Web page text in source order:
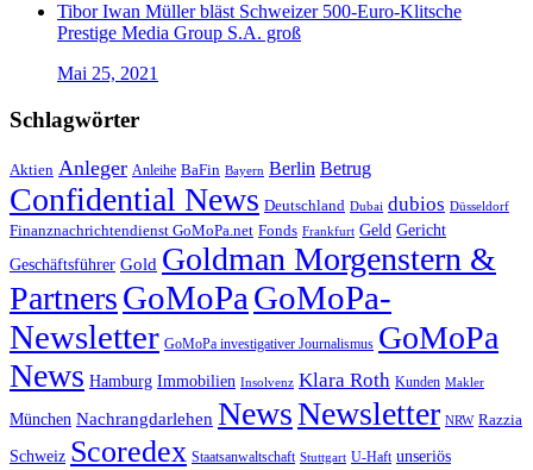
Tibor Iwan Müller bläst Schweizer 500-Euro-Klitsche
Prestige Media Group S.A. groß
Mai 25, 2021
Schlagwörter
Aktien Anleger Anleihe BaFin Bayern Berlin Betrug
Confidential News Deutschland Dubai dubios Düsseldorf
Finanznachrichtendienst GoMoPa.net Fonds Frankfurt Geld Gericht
Geschäftsführer Gold Goldman Morgenstern &
PartnersGoMoPa GoMoPa-
Newsletter GoMoPa investigativer Journalismus GoMoPa
News Hamburg Immobilien Insolvenz Klara Roth Kunden Makler
München Nachrangdarlehen NewsNewsletter NRW Razzia
Schweiz Scoredex Staatsanwaltschaft Stuttgart U-Haft unseriös